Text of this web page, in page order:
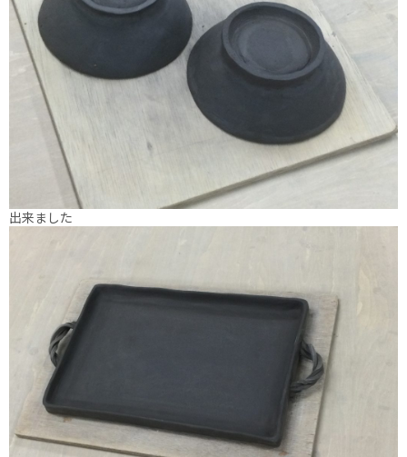
出来ました